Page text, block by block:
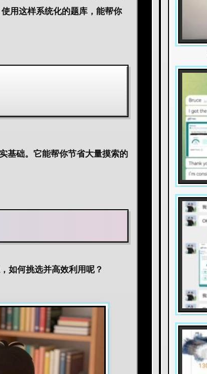
用这样系统化的题库 ，能帮你
基础。它能帮你节省大量摸索的
如何挑选并高效利用呢？